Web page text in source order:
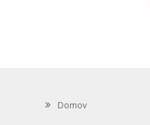
Domov